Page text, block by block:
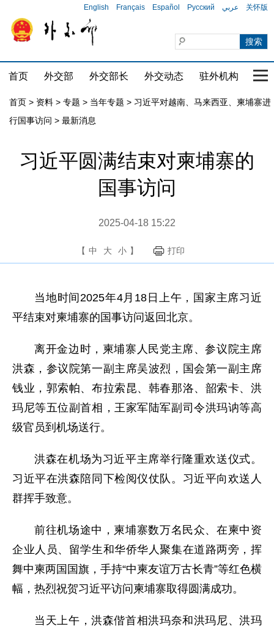
English Français Español Русский عربي 关怀版
首页 外交部 外交部长 外交动态 驻外机构 国
首页 > 资料 > 专题 > 当年专题 > 习近平对越南、马来西亚、柬埔寨进
行国事访问 > 最新消息
习近平圆满结束对柬埔寨的
国事访问
2025-04-18 15:22
【 中 大 小 】 打印
当地时间2025年4月18日上午，国家主席习近
平结束对柬埔寨的国事访问返回北京。
离开金边时，柬埔寨人民党主席、参议院主席
洪森，参议院第一副主席吴波烈，国会第一副主席
钱业，郭索帕、布拉索昆、韩春那洛、韶索卡、洪
玛尼等五位副首相，王家军陆军副司令洪玛讷等高
级官员到机场送行。
洪森在机场为习近平主席举行隆重欢送仪式。
习近平在洪森陪同下检阅仪仗队。习近平向欢送人
群挥手致意。
前往机场途中，柬埔寨数万名民众、在柬中资
企业人员、留学生和华侨华人聚集在道路两旁，挥
舞中柬两国国旗，手持“中柬友谊万古长青”等红色横
幅，热烈祝贺习近平访问柬埔寨取得圆满成功。
当天上午，洪森偕首相洪玛奈和洪玛尼、洪玛